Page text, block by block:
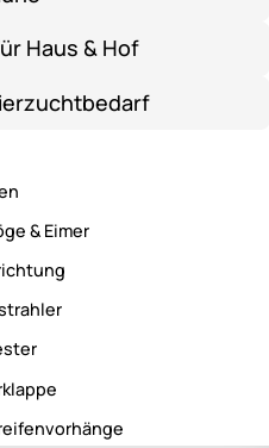
Haus & Hof
& Eimer